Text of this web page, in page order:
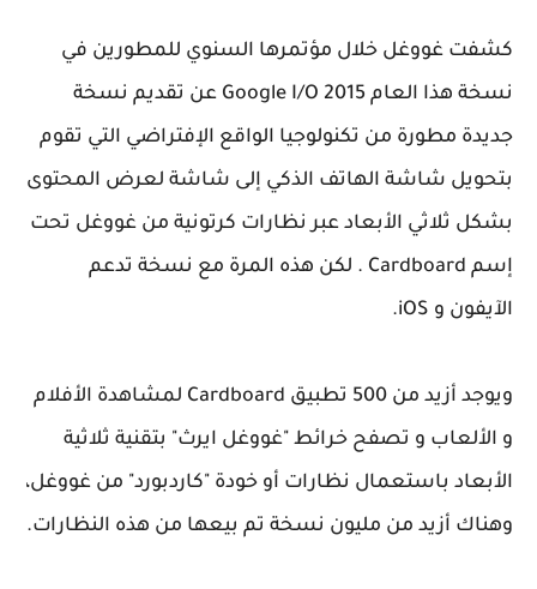
كشفت غووغل خلال مؤتمرها السنوي للمطورين في
نسخة هذا العام Google I/O 2015 عن تقديم نسخة
جديدة مطورة من تكنولوجيا الواقع الإفتراضي التي تقوم
بتحويل شاشة الهاتف الذكي إلى شاشة لعرض المحتوى
بشكل ثلاثي الأبعاد عبر نظارات كرتونية من غووغل تحت
إسم Cardboard . لكن هذه المرة مع نسخة تدعم
الآيفون و iOS.
ويوجد أزيد من 500 تطبيق Cardboard لمشاهدة الأفلام
و الألعاب و تصفح خرائط "غووغل ايرث" بتقنية ثلاثية
الأبعاد باستعمال نظارات أو خودة "كاردبورد" من غووغل،
وهناك أزيد من مليون نسخة تم بيعها من هذه النظارات.